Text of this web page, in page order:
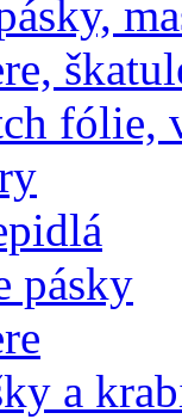
fólie,
pásky
a